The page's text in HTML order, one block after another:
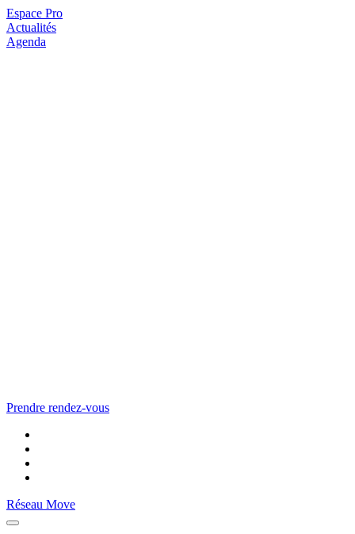
Espace Pro
Actualités
Agenda
Prendre rendez-vous
Réseau Move